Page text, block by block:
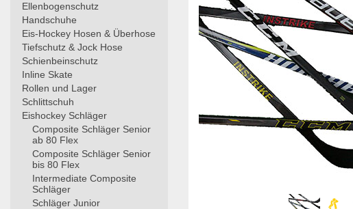
Ellenbogenschutz
Handschuhe
Eis-Hockey Hosen & Überhose
Tiefschutz & Jock Hose
Schienbeinschutz
Inline Skate
Rollen und Lager
Schlittschuh
Eishockey Schläger
Composite Schläger Senior
ab 80 Flex
Composite Schläger Senior
bis 80 Flex
Intermediate Composite
Schläger
Schläger Junior